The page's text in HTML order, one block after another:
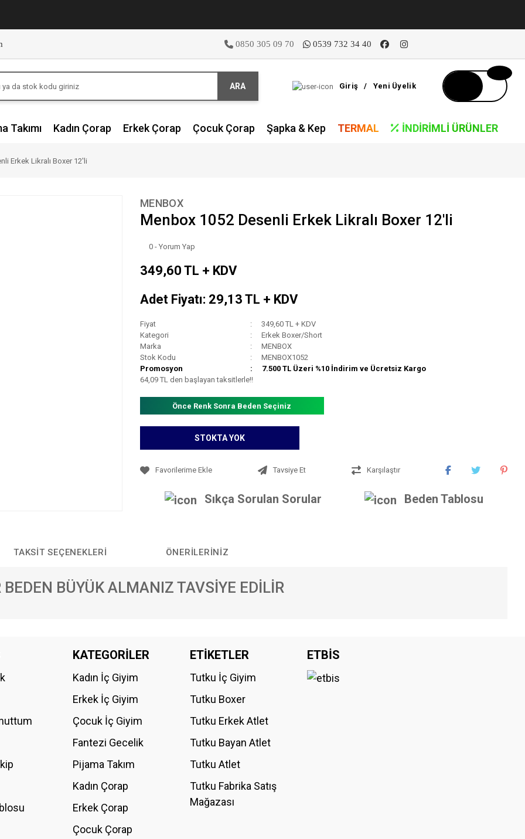
0850 305 09 70 0539 732 34 40
ARA Giriş / Yeni Üyelik
Takımı Kadın Çorap Erkek Çorap Çocuk Çorap Şapka & Kep TERMAL İNDIRIMLI ÜRÜNLER
Erkek Likralı Boxer 12'li
MENBOX
Menbox 1052 Desenli Erkek Likralı Boxer 12'li
0 - Yorum Yap
349,60 TL + KDV
Adet Fiyatı: 29,13 TL + KDV
Fiyat
349,60 TL + KDV
Kategori
Erkek Boxer/Short
Marka
MENBOX
Stok Kodu
MENBOX1052
Promosyon
7.500 TL Üzeri %10 İndirim ve Ücretsiz Kargo
64,09 TL den başlayan taksitlerle!!
Önce Renk Sonra Beden Seçiniz
STOKTA YOK
Tavsiye Et Karşılaştır
Sıkça Sorulan Sorular Beden Tablosu
TAKSIT SEÇENEKLERI ÖNERILERINIZ
BEDEN BÜYÜK ALMANIZ TAVSİYE EDİLİR
Bu ürüne ilk yorumu siz yapın!
KATEGORİLER
Kadın İç Giyim
Erkek İç Giyim
Çocuk İç Giyim
Fantezi Gecelik
Pijama Takım
Kadın Çorap
Erkek Çorap
Çocuk Çorap
ETİKETLER
Tutku İç Giyim
Tutku Boxer
Tutku Erkek Atlet
Tutku Bayan Atlet
Tutku Atlet
Tutku Fabrika Satış
Mağazası
ETBİS